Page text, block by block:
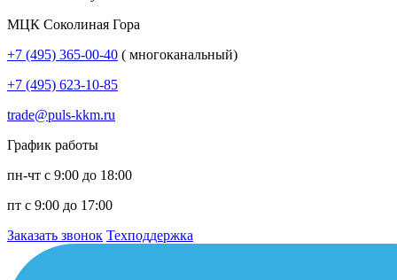
МЦК Соколиная Гора
+7 (495) 365-00-40 ( многоканальный)
+7 (495) 623-10-85
trade@puls-kkm.ru
График работы
пн-чт с 9:00 до 18:00
пт с 9:00 до 17:00
Заказать звонок Техподдержка